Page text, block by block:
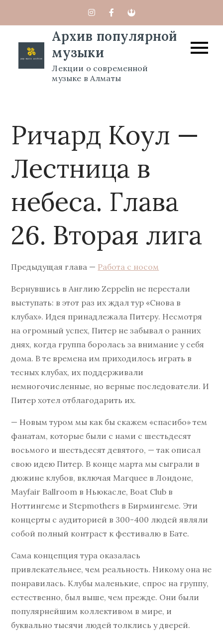
содержимомуАрхив популярной
музыки
Лекции о современной
музыке в Алматы
Ричард Коул —
Лестница в
небеса. Глава
26. Вторая лига
Предыдущая глава — Работа с носом
Вернувшись в Англию Zeppelin не перестали
выступать: в этот раз их ждал тур «Снова в
клубах». Идея принадлежала Питеру. Несмотря
на огромный успех, Питер не забывал о ранних
днях, когда группа боролась за внимание у себя
дома. В те времена им приходилось играть в
тесных клубах, их поддерживали
немногочисленные, но верные последователи. И
Питер хотел отблагодарить их.
— Новым туром мы как бы скажем «спасибо» тем
фанатам, которые были с нами с шестьдесят
восьмого и шестьдесят девятого, — так описал
свою идею Питер. В конце марта мы сыграли в
дюжине клубов, включая Marquee в Лондоне,
Mayfair Ballroom в Ньюкасле, Boat Club в
Ноттингеме и Stepmothers в Бирмингеме. Эти
концерты с аудиторией в 300-400 людей являли
собой полный контраст к фестивалю в Бате.
Сама концепция тура оказалась
привлекательнее, чем реальность. Никому она не
понравилась. Клубы маленькие, спрос на группу,
естественно, был выше, чем прежде. Они были
популярнейшим коллективом в мире, и
буквально тысячи людей толклись у дверей.